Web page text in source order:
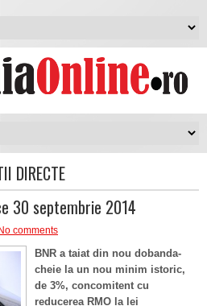
DIRECTE
30 septembrie 2014
No comments
BNR a taiat din nou dobanda-
cheie la un nou minim istoric,
de 3%, concomitent cu
reducerea RMO la lei